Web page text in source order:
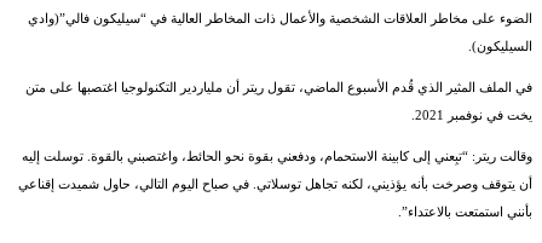
الضوء على مخاطر العلاقات الشخصية والأعمال ذات المخاطر العالية في “سيليكون فالي”(وادي
السيليكون).
في الملف المثير الذي قُدم الأسبوع الماضي، تقول ريتر أن ملياردير التكنولوجيا اغتصبها على متن
يخت في نوفمبر 2021.
وقالت ريتر: “تبِعني إلى كابينة الاستحمام، ودفعني بقوة نحو الحائط، واغتصبني بالقوة. توسلت إليه
أن يتوقف وصرخت بأنه يؤذيني، لكنه تجاهل توسلاتي. في صباح اليوم التالي، حاول شميدت إقناعي
بأنني استمتعت بالاعتداء”.